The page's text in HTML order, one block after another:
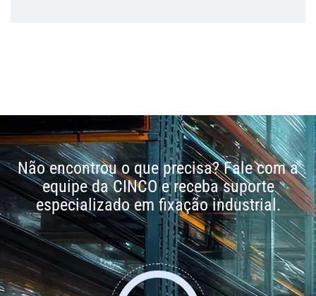
Não encontrou o que precisa? Fale com a
equipe da CINCO e receba suporte
especializado em fixação industrial.